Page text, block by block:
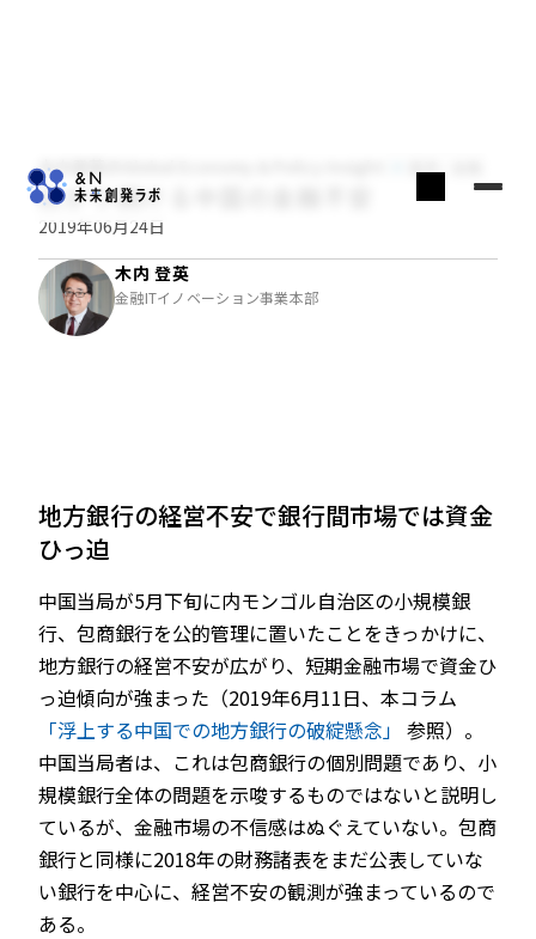
JP EN
木内登英のGlobal Economy & Policy Insight
広がり続ける中国の金融不安
2019年06月24日
木内 登英
金融ITイノベーション事業本部
地方銀行の経営不安で銀行間市場では資金
ひっ迫
中国当局が5月下旬に内モンゴル自治区の小規模銀
行、包商銀行を公的管理に置いたことをきっかけに、
地方銀行の経営不安が広がり、短期金融市場で資金ひ
っ迫傾向が強まった（2019年6月11日、本コラム
「浮上する中国での地方銀行の破綻懸念」 参照）。
中国当局者は、これは包商銀行の個別問題であり、小
規模銀行全体の問題を示唆するものではないと説明し
ているが、金融市場の不信感はぬぐえていない。包商
銀行と同様に2018年の財務諸表をまだ公表していな
い銀行を中心に、経営不安の観測が強まっているので
ある。